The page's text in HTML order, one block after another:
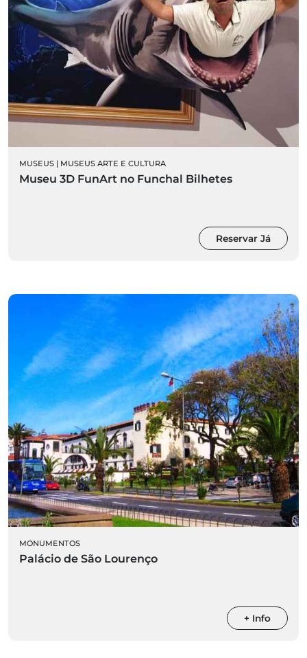
MUSEUS | MUSEUS ARTE E CULTURA
Museu 3D FunArt no Funchal Bilhetes
Reservar Já
MONUMENTOS
Palácio de São Lourenço
+ Info